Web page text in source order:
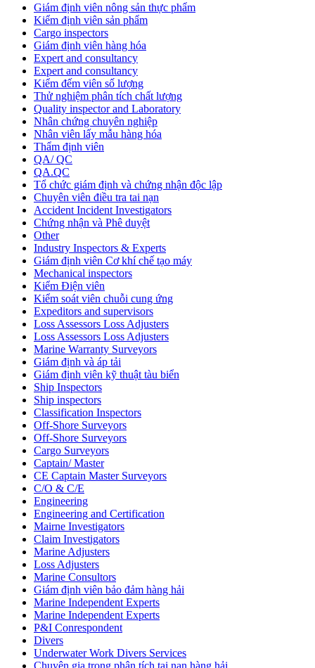
Giám định viên nông sản thực phẩm
Kiểm định viên sản phẩm
Cargo inspectors
Giám định viên hàng hóa
Expert and consultancy
Expert and consultancy
Kiểm đếm viên số lượng
Thử nghiệm phân tích chất lượng
Quality inspector and Laboratory
Nhân chứng chuyên nghiệp
Nhân viên lấy mẫu hàng hóa
Thẩm định viên
QA/ QC
QA.QC
Tổ chức giám định và chứng nhận độc lập
Chuyên viên điều tra tai nạn
Accident Incident Investigators
Chứng nhận và Phê duyệt
Other
Industry Inspectors & Experts
Giám định viên Cơ khí chế tạo máy
Mechanical inspectors
Kiểm Điện viên
Kiểm soát viên chuỗi cung ứng
Expeditors and supervisors
Loss Assessors Loss Adjusters
Loss Assessors Loss Adjusters
Marine Warranty Surveyors
Giám định và áp tải
Giám định viên kỹ thuật tàu biển
Ship Inspectors
Ship inspectors
Classification Inspectors
Off-Shore Surveyors
Off-Shore Surveyors
Cargo Surveyors
Captain/ Master
CE Captain Master Surveyors
C/O & C/E
Engineering
Engineering and Certification
Mairne Investigators
Claim Investigators
Marine Adjusters
Loss Adjusters
Marine Consultors
Giám định viên bảo đảm hàng hải
Marine Independent Experts
Marine Independent Experts
P&I Conrespondent
Divers
Underwater Work Divers Services
Chuyên gia trong phân tích tai nạn hàng hải